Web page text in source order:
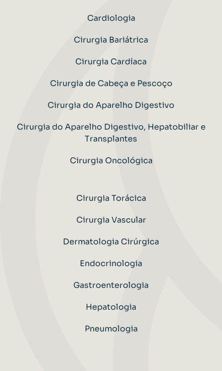
Cardiologia
Cirurgia Bariátrica
Cirurgia Cardíaca
Cirurgia de Cabeça e Pescoço
Cirurgia do Aparelho Digestivo
Cirurgia do Aparelho Digestivo, Hepatobiliar e
Transplantes
Cirurgia Oncológica
Cirurgia Torácica
Cirurgia Vascular
Dermatologia Cirúrgica
Endocrinologia
Gastroenterologia
Hepatologia
Pneumologia